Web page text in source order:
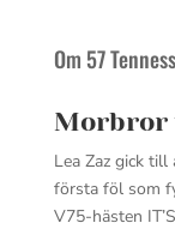
Om 57
Morbror
Lea Zaz gick
första föl som
V75-hästen